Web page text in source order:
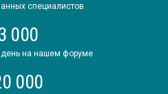
специалистов
000
день на нашем форуме
000